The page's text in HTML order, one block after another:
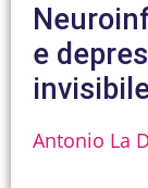
e
Antonio La